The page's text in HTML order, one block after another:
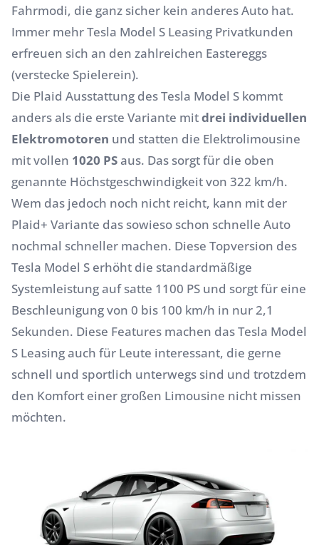
Fahrmodi, die ganz sicher kein anderes Auto hat.
Immer mehr Tesla Model S Leasing Privatkunden
erfreuen sich an den zahlreichen Eastereggs
(verstecke Spielerein).
Die Plaid Ausstattung des Tesla Model S kommt
anders als die erste Variante mitdrei individuellen
Elektromotoren und statten die Elektrolimousine
mit vollen 1020 PSaus. Das sorgt für die oben
genannte Höchstgeschwindigkeit von 322 km/h.
Wem das jedoch noch nicht reicht, kann mit der
Plaid+ Variante das sowieso schon schnelle Auto
nochmal schneller machen. Diese Topversion des
Tesla Model S erhöht die standardmäßige
Systemleistung auf satte 1100 PS und sorgt für eine
Beschleunigung von 0 bis 100 km/h in nur 2,1
Sekunden. Diese Features machen das Tesla Model
S Leasing auch für Leute interessant, die gerne
schnell und sportlich unterwegs sind und trotzdem
den Komfort einer großen Limousine nicht missen
möchten.